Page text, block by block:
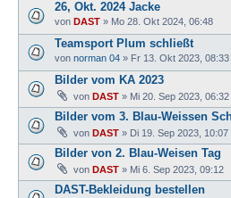
26, Okt. 2024 Jacke
von DAST » Mo 28. Okt 2024, 06:48
Teamsport Plum schließt
von norman 04 » Fr 13. Okt 2023, 08:33
Bilder vom KA 2023
von DAST » Mi 20. Sep 2023, 06:32
Bilder vom 3. Blau-Weissen
von DAST » Di 19. Sep 2023, 10:07
Bilder von 2. Blau-Weisen Tag
von DAST » Mi 6. Sep 2023, 09:12
DAST-Bekleidung bestellen